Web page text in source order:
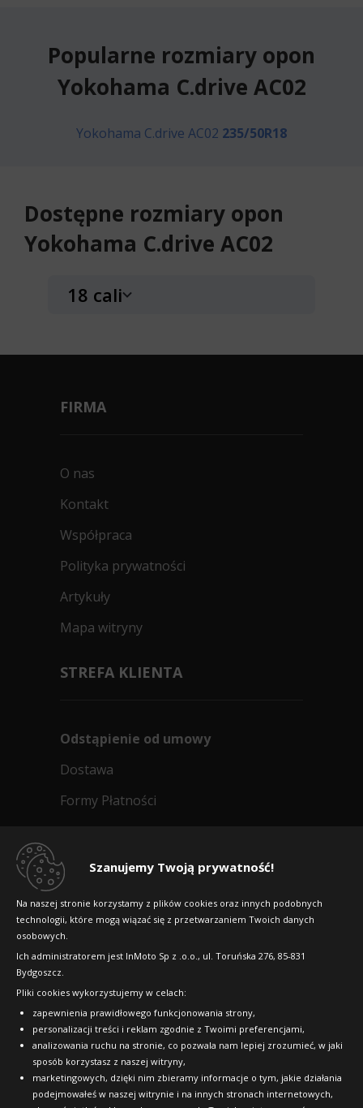
Szanujemy Twoją prywatność!
Na naszej stronie korzystamy z plików cookies oraz innych podobnych
technologii, które mogą wiązać się z przetwarzaniem Twoich danych
osobowych.
Ich administratorem jest InMoto Sp z .o.o., ul. Toruńska 276, 85-831
Bydgoszcz.
Pliki cookies wykorzystujemy w celach:
zapewnienia prawidłowego funkcjonowania strony,
personalizacji treści i reklam zgodnie z Twoimi preferencjami,
analizowania ruchu na stronie, co pozwala nam lepiej zrozumieć, w jaki
sposób korzystasz z naszej witryny,
marketingowych, dzięki nim zbieramy informacje o tym, jakie działania
podejmowałeś w naszej witrynie i na innych stronach internetowych,
Popularne rozmiary opon
Yokohama C.drive AC02
Yokohama C.drive AC02 235/50R18
Dostępne rozmiary opon
Yokohama C.drive AC02
18 cali
Yokohama C.drive AC02
RUNFLAT
produkcja: Japonia
FIRMA
O nas
Kontakt
Współpraca
Polityka prywatności
Artykuły
Mapa witryny
STREFA KLIENTA
Odstąpienie od umowy
Dostawa
Formy Płatności
Dlaczego warto kupić w 24opony.pl
Raty
FAQ
OFICJALNY PARTNER